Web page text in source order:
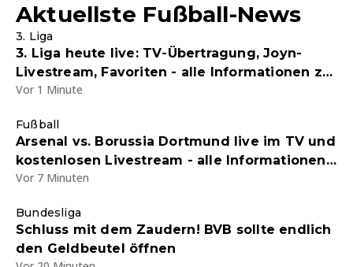
Aktuellste Fußball-News
3. Liga
3. Liga heute live: TV-Übertragung, Joyn-
Livestream, Favoriten - alle Informationen zur
Saison 2026/27
Vor 1 Minute
Fußball
Arsenal vs. Borussia Dortmund live im TV und
kostenlosen Livestream - alle Informationen
zum Testspiel-Duell
Vor 7 Minuten
Bundesliga
Schluss mit dem Zaudern! BVB sollte endlich
den Geldbeutel öffnen